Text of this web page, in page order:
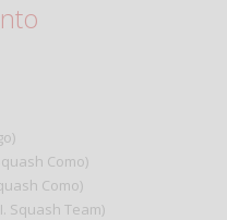
Como)
Como)
Squash Team)